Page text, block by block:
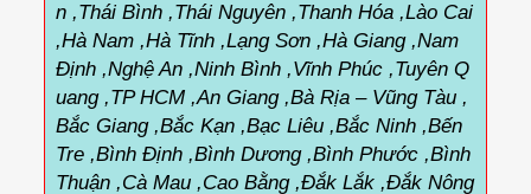
n ,Thái Bình ,Thái Nguyên ,Thanh Hóa ,Lào Cai
,Hà Nam ,Hà Tĩnh ,Lạng Sơn ,Hà Giang ,Nam
Định ,Nghệ An ,Ninh Bình ,Vĩnh Phúc ,Tuyên Q
uang ,TP HCM ,An Giang ,Bà Rịa – Vũng Tàu ,
Bắc Giang ,Bắc Kạn ,Bạc Liêu ,Bắc Ninh ,Bến
Tre ,Bình Định ,Bình Dương ,Bình Phước ,Bình
Thuận ,Cà Mau ,Cao Bằng ,Đắk Lắk ,Đắk Nông